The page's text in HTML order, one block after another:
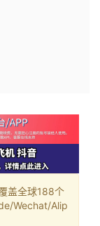
盖全球188个
Wechat/Alip